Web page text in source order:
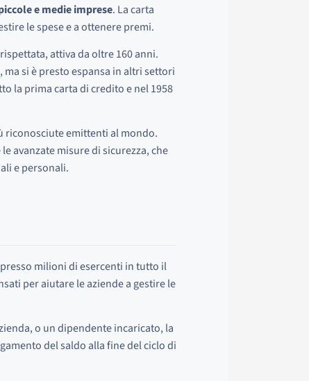
e medie imprese. La carta
le spese e a ottenere premi.
attiva da oltre 160 anni.
si è presto espansa in altri settori
la prima carta di credito e nel 1958
riconosciute emittenti al mondo.
avanzate misure di sicurezza, che
e personali.
milioni di esercenti in tutto il
per aiutare le aziende a gestire le
o un dipendente incaricato, la
del saldo alla fine del ciclo di